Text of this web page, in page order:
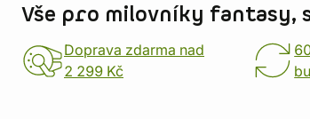
Vše pro milovníky fantasy,
Doprava zdarma nad
2 299 Kč